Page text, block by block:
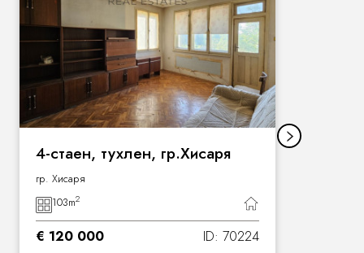
4-стаен, тухлен, гр.Хисаря
гр. Хисаря
103m2
€ 120 000 ID: 70224